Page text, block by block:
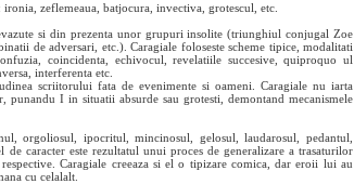
zeflemeaua, batjocura, invectiva, grotescul, etc.
si din prezenta unor grupuri insolite (triunghiul conjugal Zoe
de adversari, etc.). Caragiale foloseste scheme tipice, modalitati
coincidenta, echivocul, revelatiile succesive, quiproquo ul
interferenta etc.
scriitorului fata de evenimente si oameni. Caragiale nu iarta
I in situatii absurde sau grotesti, demontand mecanismele
orgoliosul, ipocritul, mincinosul, gelosul, laudarosul, pedantul,
caracter este rezultatul unui proces de generalizare a trasaturilor
Caragiale creeaza si el o tipizare comica, dar eroii lui au
cu celalalt.